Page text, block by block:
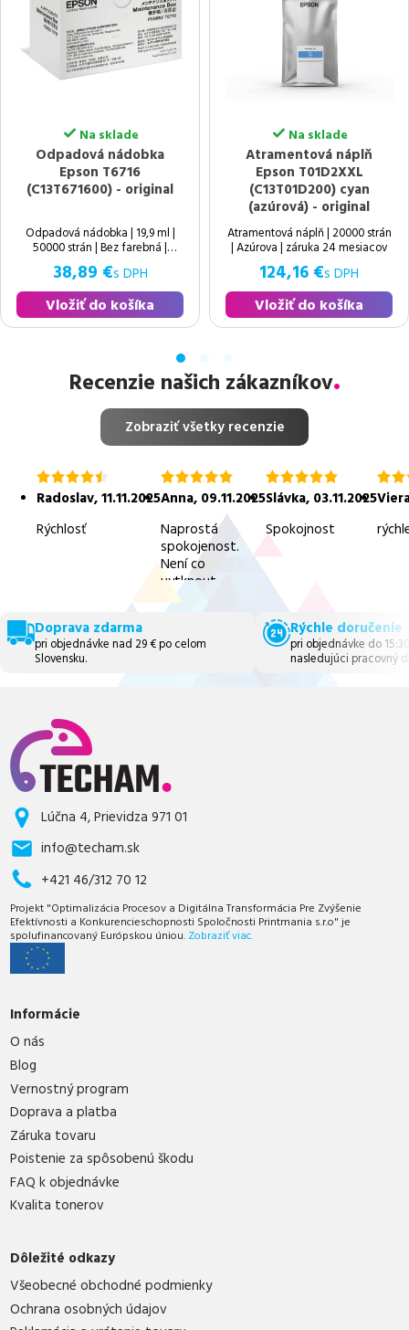
Na sklade
Odpadová nádobka
Epson T6716
(C13T671600) - original
Odpadová nádobka | 19,9 ml |
50000 strán | Bez farebná |
záruka 24 mesiacov
38,89 €s DPH
Vložiť do košíka
Na sklade
Atramentová náplň
Epson T01D2XXL
(C13T01D200) cyan
(azúrová) - original
Atramentová náplň | 20000 strán
| Azúrova | záruka 24 mesiacov
124,16 €s DPH
Vložiť do košíka
Recenzie našich zákazníkov
Zobraziť všetky recenzie
hodnotenie
4.5
5
Radoslav,11.11.2025
Rýchlosť
hodnotenie
5.0
5
Anna, 09.11.2025
Naprostá
spokojenost.
Není co
vytknout.
hodnotenie
5.0
5
Slávka, 03.11.2025
Spokojnost
5.0
5
Doprava zdarma
pri objednávke nad 29 € po celom
Slovensku.
Rýchle doručenie
pri objednávke do
nasledujúci pracovný
Lúčna 4, Prievidza 971 01
info@techam.sk
+421 46/312 70 12
Projekt "Optimalizácia Procesov a Digitálna Transformácia Pre Zvýšenie
Efektívnosti a Konkurencieschopnosti Spoločnosti Printmania s.r.o" je
spolufinancovaný Európskou úniou. Zobraziť viac.
Informácie
O nás
Blog
Vernostný program
Doprava a platba
Záruka tovaru
Poistenie za spôsobenú škodu
FAQ k objednávke
Kvalita tonerov
Dôležité odkazy
Všeobecné obchodné podmienky
Ochrana osobných údajov